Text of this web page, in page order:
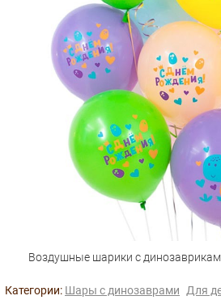
Воздушные шарики с
Категории: Шары с динозаврами Для